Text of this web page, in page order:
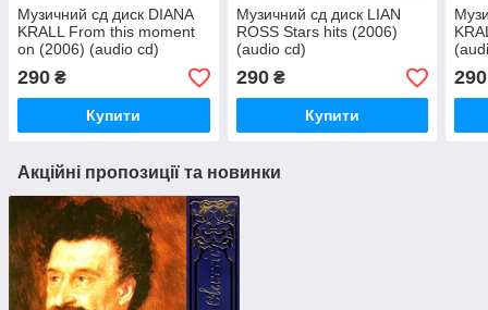
Музичний сд диск DIANA
KRALL From this moment
on (2006) (audio cd)
290 ₴
Купити
Музичний сд диск LIAN
ROSS Stars hits (2006)
(audio cd)
290₴
Купити
290
Акційні пропозиції та новинки